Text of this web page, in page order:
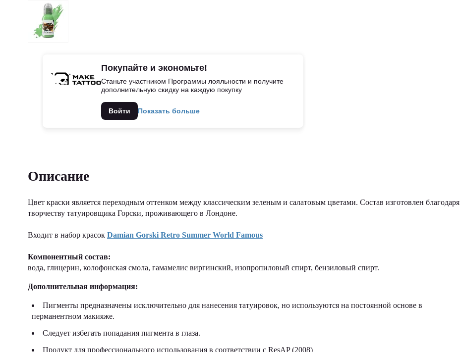
Покупайте и экономьте!
Станьте участником Программы лояльности и получите
дополнительную скидку на каждую покупку
Войти Показать больше
Описание
Цвет краски является переходным оттенком между классическим зеленым и салатовым цветами. Состав изготовлен благодаря
творчеству татуировщика Горски, проживающего в Лондоне.
Входит в набор красок Damian Gorski Retro Summer World Famous
Компонентный состав:
вода, глицерин, колофонская смола, гамамелис виргинский, изопропиловый спирт, бензиловый спирт.
Дополнительная информация:
Пигменты предназначены исключительно для нанесения татуировок, но используются на постоянной основе в
перманентном макияже.
Следует избегать попадания пигмента в глаза.
Продукт для профессионального использования в соответствии с ResAP (2008)